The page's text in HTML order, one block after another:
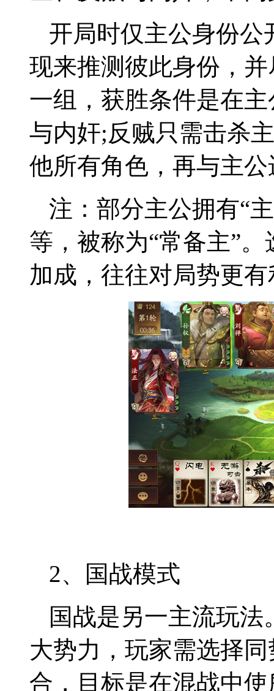
开局时仅主公身份公
现来推测彼此身份，
一组，获胜条件是在
与内奸;反贼只需击杀
他所有角色，再与主
注：部分主公拥有“
等，被称为“常备主”
加成，往往对局势更有
2、国战模式
国战是另一主流玩
大势力，玩家需选择
合，目标是在混战中